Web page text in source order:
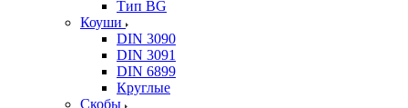
Тип BG
Коуши
DIN 3090
DIN 3091
DIN 6899
Круглые
Скобы